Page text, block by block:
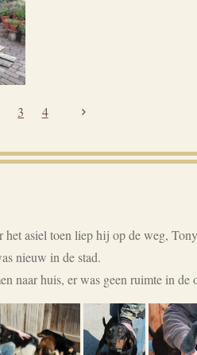
3 4
asiel toen liep hij op de weg,
nieuw in de stad.
naar huis, er was geen ruimte in de